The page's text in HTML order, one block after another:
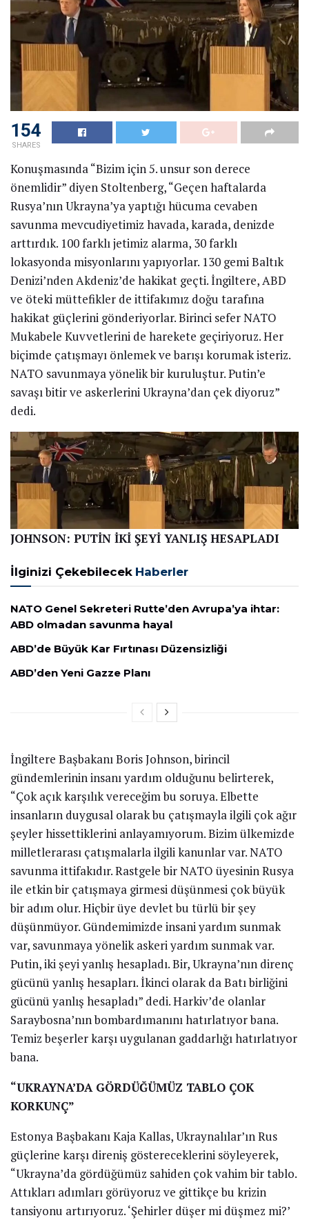
154
SHARES
Konuşmasında “Bizim için 5. unsur son derece
önemlidir” diyen Stoltenberg, “Geçen haftalarda
Rusya’nın Ukrayna’ya yaptığı hücuma cevaben
savunma mevcudiyetimiz havada, karada, denizde
arttırdık. 100 farklı jetimiz alarma, 30 farklı
lokasyonda misyonlarını yapıyorlar. 130 gemi Baltık
Denizi’nden Akdeniz’de hakikat geçti. İngiltere, ABD
ve öteki müttefikler de ittifakımız doğu tarafına
hakikat güçlerini gönderiyorlar. Birinci sefer NATO
Mukabele Kuvvetlerini de harekete geçiriyoruz. Her
biçimde çatışmayı önlemek ve barışı korumak isteriz.
NATO savunmaya yönelik bir kuruluştur. Putin’e
savaşı bitir ve askerlerini Ukrayna’dan çek diyoruz”
dedi.
JOHNSON: PUTİN İKİ ŞEYİ YANLIŞ HESAPLADI
İlginizi Çekebilecek Haberler
NATO Genel Sekreteri Rutte’den Avrupa’ya ihtar:
ABD olmadan savunma hayal
ABD’de Büyük Kar Fırtınası Düzensizliği
ABD’den Yeni Gazze Planı
İngiltere Başbakanı Boris Johnson, birincil
gündemlerinin insanı yardım olduğunu belirterek,
“Çok açık karşılık vereceğim bu soruya. Elbette
insanların duygusal olarak bu çatışmayla ilgili çok ağır
şeyler hissettiklerini anlayamıyorum. Bizim ülkemizde
milletlerarası çatışmalarla ilgili kanunlar var. NATO
savunma ittifakıdır. Rastgele bir NATO üyesinin Rusya
ile etkin bir çatışmaya girmesi düşünmesi çok büyük
bir adım olur. Hiçbir üye devlet bu türlü bir şey
düşünmüyor. Gündemimizde insani yardım sunmak
var, savunmaya yönelik askeri yardım sunmak var.
Putin, iki şeyi yanlış hesapladı. Bir, Ukrayna’nın direnç
gücünü yanlış hesapları. İkinci olarak da Batı birliğini
gücünü yanlış hesapladı” dedi. Harkiv’de olanlar
Saraybosna’nın bombardımanını hatırlatıyor bana.
Temiz beşerler karşı uygulanan gaddarlığı hatırlatıyor
bana.
“UKRAYNA’DA GÖRDÜĞÜMÜZ TABLO ÇOK
KORKUNÇ”
Estonya Başbakanı Kaja Kallas, Ukraynalılar’ın Rus
güçlerine karşı direniş göstereceklerini söyleyerek,
“Ukrayna’da gördüğümüz sahiden çok vahim bir tablo.
Attıkları adımları görüyoruz ve gittikçe bu krizin
tansiyonu artırıyoruz. ‘Şehirler düşer mi düşmez mi?’